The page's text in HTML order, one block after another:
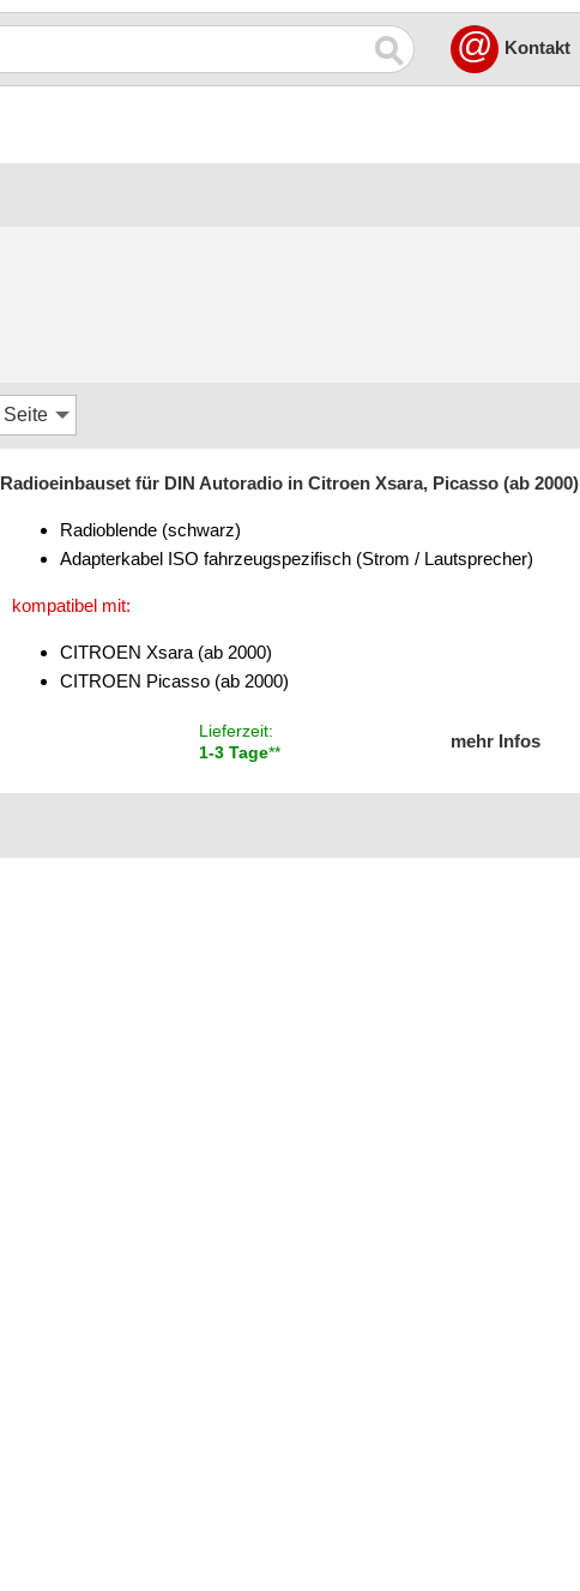
@ Kontakt
Radioeinbauset für DIN Autoradio in Citroen Xsara, Picasso (ab 2000)
Radioblende (schwarz)
Adapterkabel ISO fahrzeugspezifisch (Strom / Lautsprecher)
kompatibel mit:
CITROEN Xsara (ab 2000)
CITROEN Picasso (ab 2000)
Lieferzeit:
1-3 Tage**
mehr Infos